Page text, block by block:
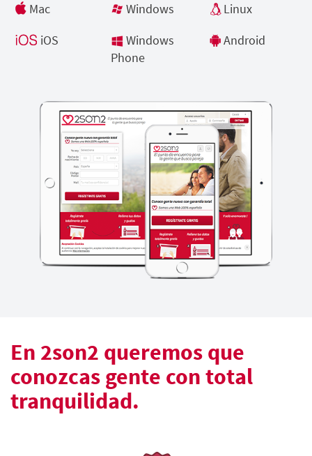
Mac Windows
Linux
iOS
Windows
Phone
Android
En 2son2 queremos que
conozcas gente con total
tranquilidad.